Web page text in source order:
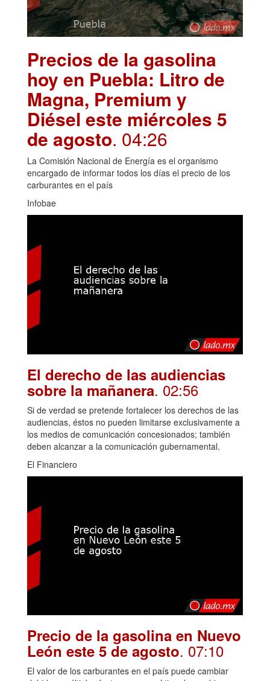
Precios de la gasolina
hoy en Puebla: Litro de
Magna, Premium y
Diésel este miércoles 5
de agosto. 04:26
La Comisión Nacional de Energía es el organismo
encargado de informar todos los días el precio de los
carburantes en el país
Infobae
El derecho de las audiencias
sobre la mañanera. 02:56
Si de verdad se pretende fortalecer los derechos de las
audiencias, éstos no pueden limitarse exclusivamente a
los medios de comunicación concesionados; también
deben alcanzar a la comunicación gubernamental.
El Financiero
Precio de la gasolina en Nuevo
León este 5 de agosto. 07:10
El valor de los carburantes en el país puede cambiar